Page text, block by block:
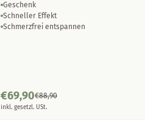
Geschenk
Schneller Effekt
Schmerzfrei entspannen
€69,90€88,90
inkl. gesetzl. USt.